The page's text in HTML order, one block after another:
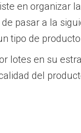
en organizar
pasar a la
tipo de
lotes en su
del